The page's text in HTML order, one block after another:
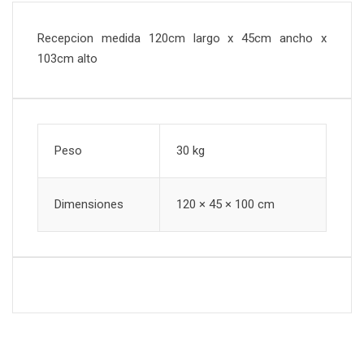
Recepcion medida 120cm largo x 45cm ancho x
103cm alto
Peso 30 kg
Dimensiones 120 × 45 × 100 cm